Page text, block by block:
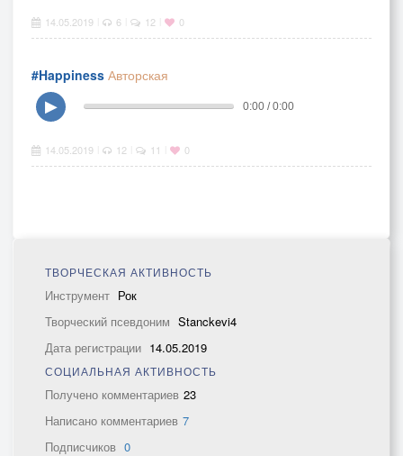
14.05.2019 6 12 0
#Happiness Авторская
▶
0:00 / 0:00
14.05.2019 12 11 0
ТВОРЧЕСКАЯ АКТИВНОСТЬ
Инструмент Рок
Творческий псевдоним Stanckevi4
Дата регистрации 14.05.2019
СОЦИАЛЬНАЯ АКТИВНОСТЬ
Получено комментариев 23
Написано комментариев 7
Подписчиков 0